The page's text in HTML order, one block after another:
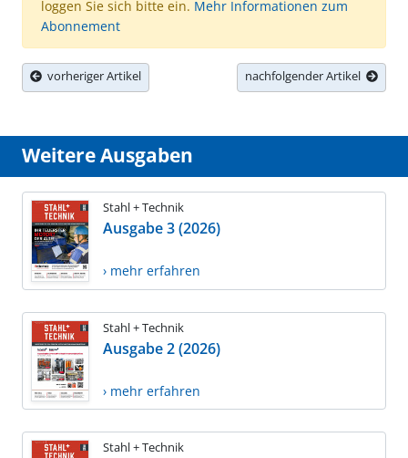
loggen Sie sich bitte ein. Mehr Informationen zum
Abonnement
vorheriger Artikel nachfolgender Artikel
Weitere Ausgaben
Stahl + Technik
Ausgabe 3 (2026)
› mehr erfahren
Stahl + Technik
Ausgabe 2 (2026)
› mehr erfahren
Stahl + Technik